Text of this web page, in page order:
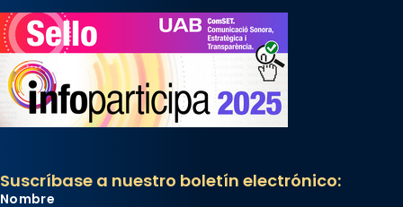
Suscríbase a nuestro boletín electrónico:
Nombre